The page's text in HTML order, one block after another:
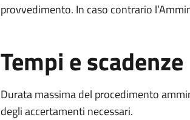
provvedimento. In caso contrario
Tempi e scadenze
Durata massima del procedimento
degli accertamenti necessari.